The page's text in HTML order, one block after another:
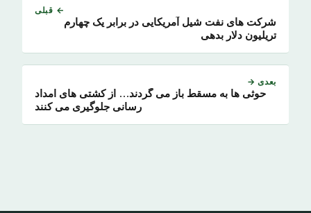
← قبلی
شرکت های نفت شیل آمریکایی در برابر یک چهارم
تریلیون دلار بدهی
بعدی →
حوثی ها به مسقط باز می گردند… از کشتی های امداد
رسانی جلوگیری می کنند